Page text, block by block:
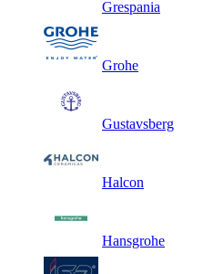
Grespania
Grohe
Gustavsberg
Halcon
Hansgrohe